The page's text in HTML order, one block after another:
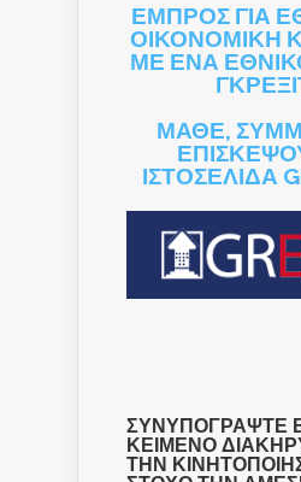
ΕΜΠΡΟΣ ΓΙΑ
ΟΙΚΟΝΟΜΙΚΗ
ΜΕ ΕΝΑ
ΜΑΘΕ,
ΙΣΤΟΣΕΛΙΔΑ
ΣΥΝΥΠΟΓΡΑΨΤΕ
ΚΕΙΜΕΝΟ
ΤΗΝ